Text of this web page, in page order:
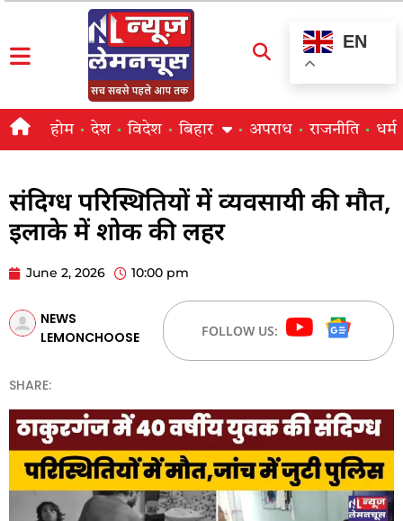
EN
होम देश विदेश बिहार अपराध राजनीति धर्म
संदिग्ध परिस्थितियों में व्यवसायी की मौत,
इलाके में शोक की लहर
June 2, 2026 10:00 pm
NEWS
LEMONCHOOSE
FOLLOW US:
SHARE: